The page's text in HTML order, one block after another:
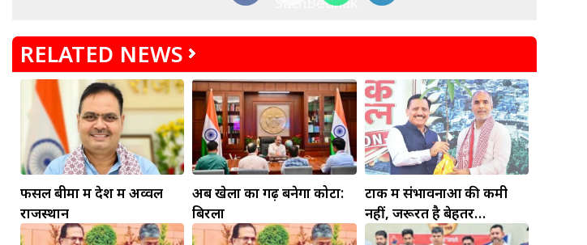
RELATED NEWS
फसल बीमा में देश में अव्वल
राजस्थान
अब खेलों का गढ़ बनेगा कोटा:
बिरला
टोंक में संभावनाओं की कमी
नहीं, जरूरत है बेहतर
इंफ्रास्ट्रक्चर की